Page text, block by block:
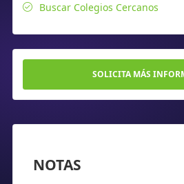
Buscar Colegios Cercanos
SOLICITA MÁS
NOTAS